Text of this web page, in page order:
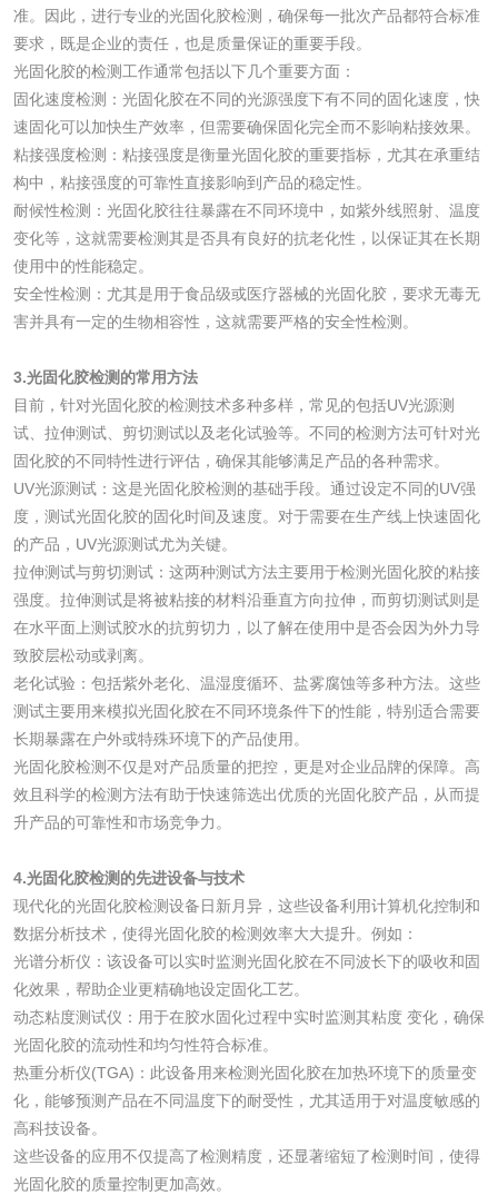
准。因此，进行专业的光固化胶检测，确保每一批次产品都符合标准
要求，既是企业的责任，也是质量保证的重要手段。
光固化胶的检测工作通常包括以下几个重要方面：
固化速度检测：光固化胶在不同的光源强度下有不同的固化速度，快
速固化可以加快生产效率，但需要确保固化完全而不影响粘接效果。
粘接强度检测：粘接强度是衡量光固化胶的重要指标，尤其在承重结
构中，粘接强度的可靠性直接影响到产品的稳定性。
耐候性检测：光固化胶往往暴露在不同环境中，如紫外线照射、温度
变化等，这就需要检测其是否具有良好的抗老化性，以保证其在长期
使用中的性能稳定。
安全性检测：尤其是用于食品级或医疗器械的光固化胶，要求无毒无
害并具有一定的生物相容性，这就需要严格的安全性检测。
3.光固化胶检测的常用方法
目前，针对光固化胶的检测技术多种多样，常见的包括UV光源测
试、拉伸测试、剪切测试以及老化试验等。不同的检测方法可针对光
固化胶的不同特性进行评估，确保其能够满足产品的各种需求。
UV光源测试：这是光固化胶检测的基础手段。通过设定不同的UV强
度，测试光固化胶的固化时间及速度。对于需要在生产线上快速固化
的产品，UV光源测试尤为关键。
拉伸测试与剪切测试：这两种测试方法主要用于检测光固化胶的粘接
强度。拉伸测试是将被粘接的材料沿垂直方向拉伸，而剪切测试则是
在水平面上测试胶水的抗剪切力，以了解在使用中是否会因为外力导
致胶层松动或剥离。
老化试验：包括紫外老化、温湿度循环、盐雾腐蚀等多种方法。这些
测试主要用来模拟光固化胶在不同环境条件下的性能，特别适合需要
长期暴露在户外或特殊环境下的产品使用。
光固化胶检测不仅是对产品质量的把控，更是对企业品牌的保障。高
效且科学的检测方法有助于快速筛选出优质的光固化胶产品，从而提
升产品的可靠性和市场竞争力。
4.光固化胶检测的先进设备与技术
现代化的光固化胶检测设备日新月异，这些设备利用计算机化控制和
数据分析技术，使得光固化胶的检测效率大大提升。例如：
光谱分析仪：该设备可以实时监测光固化胶在不同波长下的吸收和固
化效果，帮助企业更精确地设定固化工艺。
动态粘度测试仪：用于在胶水固化过程中实时监测其粘度 变化，确保
光固化胶的流动性和均匀性符合标准。
热重分析仪(TGA)：此设备用来检测光固化胶在加热环境下的质量变
化，能够预测产品在不同温度下的耐受性，尤其适用于对温度敏感的
高科技设备。
这些设备的应用不仅提高了检测精度，还显著缩短了检测时间，使得
光固化胶的质量控制更加高效。
肥料检测 微生物肥料检测
化肥检测 微生物菌剂检测
有机肥检测 钾肥检测
磷酸肥料检测
化工试剂
化工助剂检测 涂料助剂检测
化工原料检测 化学品检测
工业用氯化铵检测
颜料油墨
墨检测
陶瓷颜料检测
油墨成分分析
玻璃画颜料检测 儿童水粉画颜料检
油品
油品检测 润滑油检测
生物柴油检测
防冻液检测 润滑油运动粘度检
测
齿轮油检测